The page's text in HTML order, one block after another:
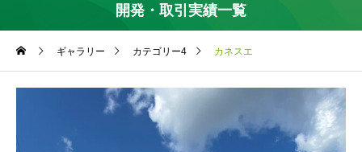
開発・取引実績一覧
ギャラリー カテゴリー4 カネスエ